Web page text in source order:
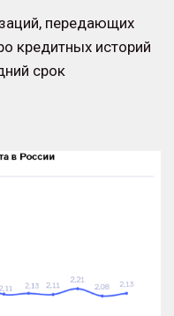
передающих
кредитных историй
срок